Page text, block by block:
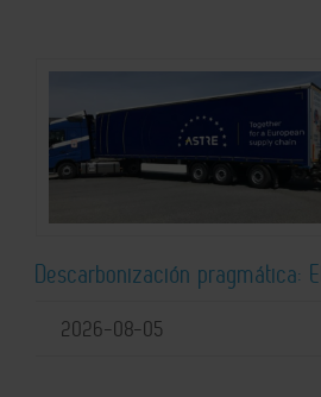
Descarbonización pragmática:
2026-08-05